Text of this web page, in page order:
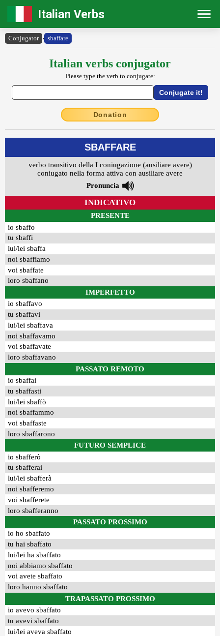
Italian Verbs
Conjugator › sbaffare
Italian verbs conjugator
Please type the verb to conjugate:
Donation
SBAFFARE
verbo transitivo della I coniugazione (ausiliare avere)
coniugato nella forma attiva con ausiliare avere
Pronuncia
INDICATIVO
PRESENTE
io sbaffo
tu sbaffi
lui/lei sbaffa
noi sbaffiamo
voi sbaffate
loro sbaffano
IMPERFETTO
io sbaffavo
tu sbaffavi
lui/lei sbaffava
noi sbaffavamo
voi sbaffavate
loro sbaffavano
PASSATO REMOTO
io sbaffai
tu sbaffasti
lui/lei sbaffò
noi sbaffammo
voi sbaffaste
loro sbaffarono
FUTURO SEMPLICE
io sbafferò
tu sbafferai
lui/lei sbafferà
noi sbafferemo
voi sbafferete
loro sbafferanno
PASSATO PROSSIMO
io ho sbaffato
tu hai sbaffato
lui/lei ha sbaffato
noi abbiamo sbaffato
voi avete sbaffato
loro hanno sbaffato
TRAPASSATO PROSSIMO
io avevo sbaffato
tu avevi sbaffato
lui/lei aveva sbaffato